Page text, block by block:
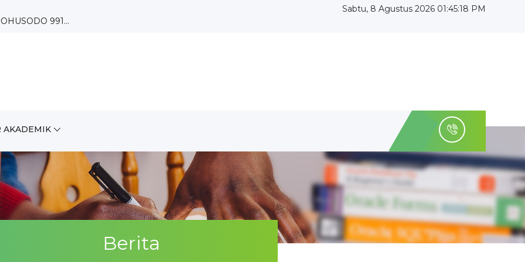
991...
Sabtu, 8 Agustus 2026 01:45:18 PM
AKADEMIK
Berita